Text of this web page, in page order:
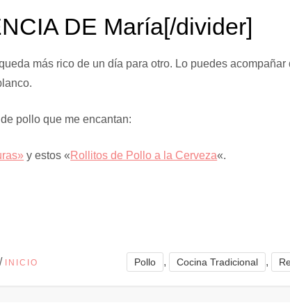
DE María[/divider]
más rico de un día para otro. Lo puedes acompañar
pollo que me encantan:
y estos « Rollitos de Pollo a la Cerveza«.
/ INICIO Pollo , Cocina Tradicional ,